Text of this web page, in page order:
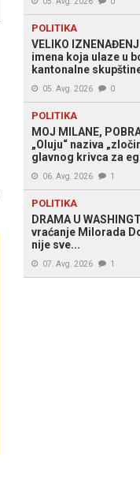
POLITIKA
VELIKO
imena koja ulaze u
kantonalne
05. Avg. 2026 0
POLITIKA
MOJ MILANE,
„Oluju“ naziva
glavnog krivca za
06. Avg. 2026 1
POLITIKA
DRAMA U
vraćanje Milorada
nije sve...
07. Avg. 2026 1